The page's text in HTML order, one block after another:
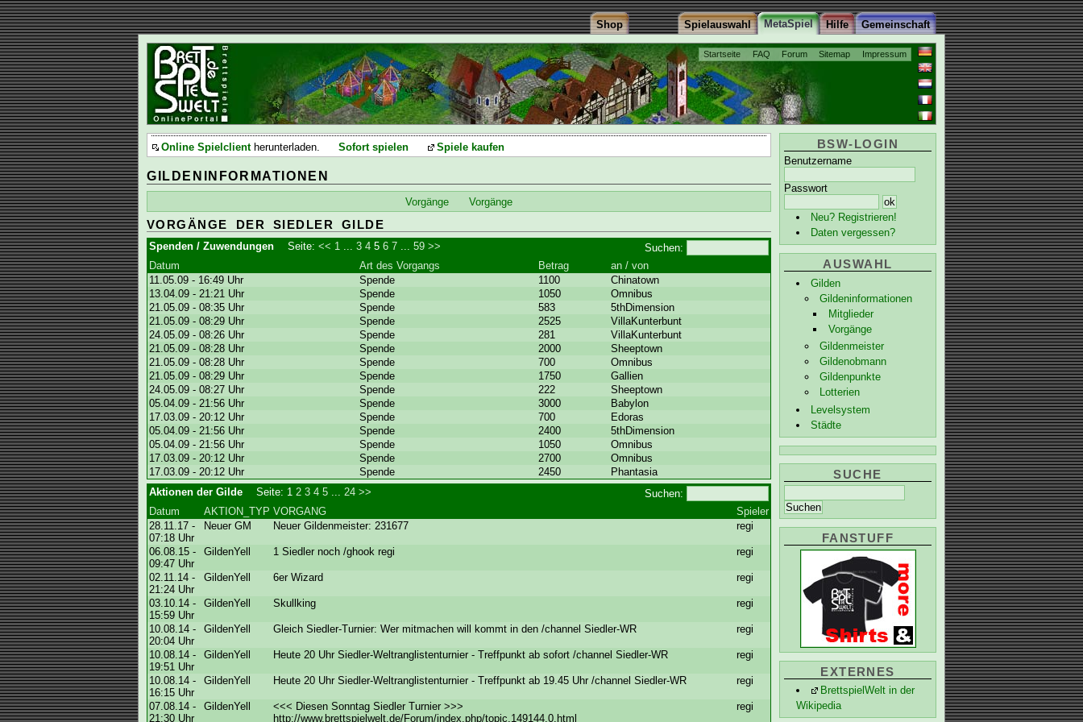
Startseite FAQ Forum Sitemap Impressum
Gemeinschaft
Hilfe
MetaSpiel
Spielauswahl
Shop
BSW-LOGIN
Benutzername
Passwort
Neu? Registrieren!
Daten vergessen?
AUSWAHL
Gilden
Gildeninformationen
Mitglieder
Vorgänge
Gildenmeister
Gildenobmann
Gildenpunkte
Lotterien
Levelsystem
Städte
SUCHE
FANSTUFF
EXTERNES
BrettspielWelt in der
Wikipedia
Online Spielclientherunterladen. Sofort spielen Spiele kaufen
GILDENINFORMATIONEN
Vorgänge Vorgänge
VORGÄNGE DER SIEDLER GILDE
Suchen:
Spenden / Zuwendungen Seite:<< 1 ...3 4 56 7 ...59 >>
Datum
Art des Vorgangs Betrag
an / von
11.05.09 - 16:49 Uhr
Spende 1100
Chinatown
13.04.09 - 21:21 Uhr
Spende 1050
Omnibus
21.05.09 - 08:35 Uhr
Spende 583
5thDimension
21.05.09 - 08:29 Uhr
Spende 2525
VillaKunterbunt
24.05.09 - 08:26 Uhr
Spende 281
VillaKunterbunt
21.05.09 - 08:28 Uhr
Spende 2000
Sheeptown
21.05.09 - 08:28 Uhr
Spende 700
Omnibus
21.05.09 - 08:29 Uhr
Spende 1750
Gallien
24.05.09 - 08:27 Uhr
Spende 222
Sheeptown
05.04.09 - 21:56 Uhr
Spende 3000
Babylon
17.03.09 - 20:12 Uhr
Spende 700
Edoras
05.04.09 - 21:56 Uhr
Spende 2400
5thDimension
05.04.09 - 21:56 Uhr
Spende 1050
Omnibus
17.03.09 - 20:12 Uhr
Spende 2700
Omnibus
17.03.09 - 20:12 Uhr
Spende 2450
Phantasia
Suchen:
Aktionen der Gilde Seite: 1 2 3 4 5 24 >>
Datum
AKTION_TYP VORGANG
Spieler
28.11.17 -
07:18 Uhr
Neuer GM Neuer Gildenmeister: 231677 regi
06.08.15 -
09:47 Uhr
GildenYell 1 Siedler noch /ghook regi regi
02.11.14 -
21:24 Uhr
GildenYell 6er Wizard regi
03.10.14 -
15:59 Uhr
GildenYell Skullking regi
10.08.14 -
20:04 Uhr
GildenYell Gleich Siedler-Turnier: Wer mitmachen will kommt in den /channel Siedler-WR regi
10.08.14 -
19:51 Uhr
GildenYell Heute 20 Uhr Siedler-Weltranglistenturnier - Treffpunkt ab sofort /channel Siedler-WR regi
10.08.14 -
16:15 Uhr
GildenYell Heute 20 Uhr Siedler-Weltranglistenturnier - Treffpunkt ab 19.45 Uhr /channel Siedler-WR regi
07.08.14 -
21:30 Uhr
GildenYell
<<< Diesen Sonntag Siedler Turnier >>>
http://www.brettspielwelt.de/Forum/index.php/topic,149144.0.html
regi